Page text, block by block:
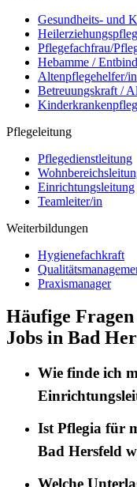
Gesundheits- und
Pflegefachfrau/
Hebamme /
Altenpflegehelfer/in
Betreuungskraft /
Pflegeleitung
Pflegedienstleitung
Einrichtungsleitung
Teamleiter/in
Weiterbildungen
Hygienefachkraft
Praxismanager
Häufige
Jobs in Bad
Wie finde ich
Ist Pflegia für
Bad Hersfeld
Welche